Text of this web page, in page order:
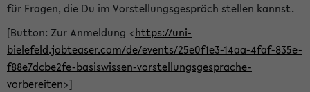
für Fragen, die Du im Vorstellungsgespräch stellen kannst.
[Button: Zur Anmeldung <https://uni-
bielefeld.jobteaser.com/de/events/25e0f1e3-14aa-4faf-835e-
f88e7dcbe2fe-basiswissen-vorstellungsgesprache-
vorbereiten>]